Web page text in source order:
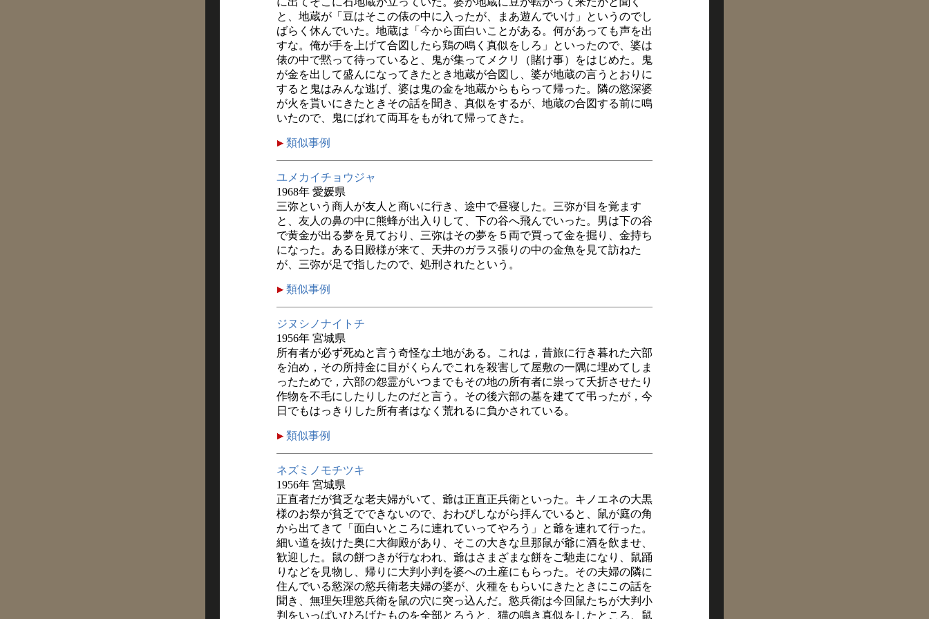
と、地蔵が「豆はそこの俵の中に入ったが、まあ遊んでいけ」というのでし
ばらく休んでいた。地蔵は「今から面白いことがある。何があっても声を出
すな。俺が手を上げて合図したら鶏の鳴く真似をしろ」といったので、婆は
俵の中で黙って待っていると、鬼が集ってメクリ（賭け事）をはじめた。鬼
が金を出して盛んになってきたとき地蔵が合図し、婆が地蔵の言うとおりに
すると鬼はみんな逃げ、婆は鬼の金を地蔵からもらって帰った。隣の慾深婆
が火を貰いにきたときその話を聞き、真似をするが、地蔵の合図する前に鳴
いたので、鬼にばれて両耳をもがれて帰ってきた。
類似事例
ユメカイチョウジャ
1968年 愛媛県
三弥という商人が友人と商いに行き、途中で昼寝した。三弥が目を覚ます
と、友人の鼻の中に熊蜂が出入りして、下の谷へ飛んでいった。男は下の谷
で黄金が出る夢を見ており、三弥はその夢を５両で買って金を掘り、金持ち
になった。ある日殿様が来て、天井のガラス張りの中の金魚を見て訪ねた
が、三弥が足で指したので、処刑されたという。
類似事例
ジヌシノナイトチ
1956年 宮城県
所有者が必ず死ぬと言う奇怪な土地がある。これは，昔旅に行き暮れた六部
を泊め，その所持金に目がくらんでこれを殺害して屋敷の一隅に埋めてしま
ったためで，六部の怨霊がいつまでもその地の所有者に祟って夭折させたり
作物を不毛にしたりしたのだと言う。その後六部の墓を建てて弔ったが，今
日でもはっきりした所有者はなく荒れるに負かされている。
類似事例
ネズミノモチツキ
1956年 宮城県
正直者だが貧乏な老夫婦がいて、爺は正直正兵衛といった。キノエネの大黒
様のお祭が貧乏でできないので、おわびしながら拝んでいると、鼠が庭の角
から出てきて「面白いところに連れていってやろう」と爺を連れて行った。
細い道を抜けた奥に大御殿があり、そこの大きな旦那鼠が爺に酒を飲ませ、
歓迎した。鼠の餅つきが行なわれ、爺はさまざまな餅をご馳走になり、鼠踊
りなどを見物し、帰りに大判小判を婆への土産にもらった。その夫婦の隣に
住んでいる慾深の慾兵衛老夫婦の婆が、火種をもらいにきたときにこの話を
聞き、無理矢理慾兵衛を鼠の穴に突っ込んだ。慾兵衛は今回鼠たちが大判小
判をいっぱいひろげたものを全部とろうと、猫の鳴き真似をしたところ、鼠